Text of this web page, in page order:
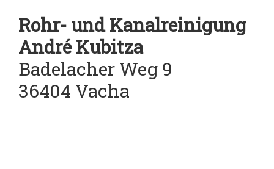
Rohr- und Kanalreinigung
André Kubitza
Badelacher Weg 9
36404 Vacha